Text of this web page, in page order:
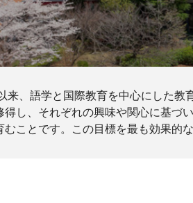
来、語学と国際教育を中心にした
得し、それぞれの興味や関心に基づ
むことです。この目標を最も効果的